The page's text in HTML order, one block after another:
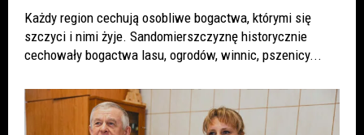
Każdy region cechują osobliwe bogactwa, którymi się
szczyci i nimi żyje. Sandomierszczyznę historycznie
cechowały bogactwa lasu, ogrodów, winnic, pszenicy...